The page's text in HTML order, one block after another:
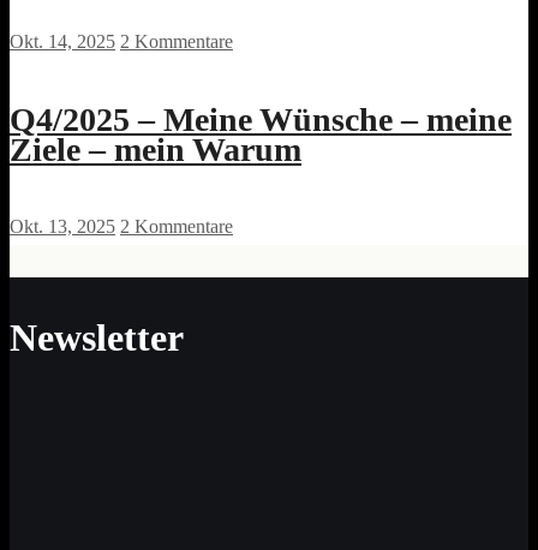
Okt. 14, 2025 2 Kommentare
Q4/2025 – Meine Wünsche – meine
Ziele – mein Warum
Okt. 13, 2025 2 Kommentare
Newsletter